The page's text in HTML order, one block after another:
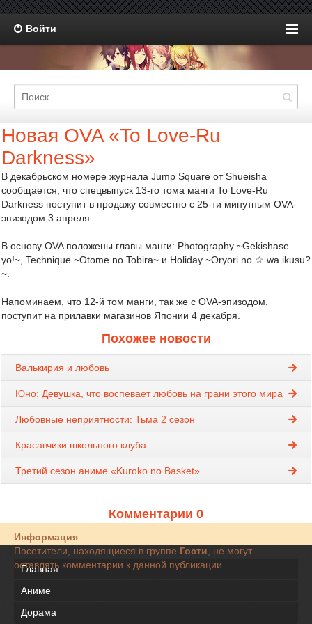
Войти
Новая OVA «To Love-Ru
Darkness»
В декабрьском номере журнала Jump Square от Shueisha
сообщается, что спецвыпуск 13-го тома манги To Love-Ru
Darkness поступит в продажу совместно с 25-ти минутным OVA-
эпизодом 3 апреля.
В основу OVA положены главы манги: Photography ~Gekishase
yo!~, Technique ~Otome no Tobira~ и Holiday ~Oryori no ☆ wa ikusu?
~.
Напоминаем, что 12-й том манги, так же с OVA-эпизодом,
поступит на прилавки магазинов Японии 4 декабря.
Похожее новости
Валькирия и любовь
Юно: Девушка, что воспевает любовь на грани этого мира
Любовные неприятности: Тьма 2 сезон
Красавчики школьного клуба
Третий сезон аниме «Kuroko no Basket»
Комментарии 0
Информация
Посетители, находящиеся в группе Гости , не могут
оставлять комментарии к данной публикации.
Главная
Аниме
Дорама